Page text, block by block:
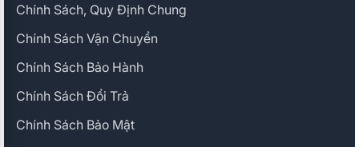
Chính Sách, Quy Định Chung
Chính Sách Vận Chuyển
Chính Sách Bảo Hành
Chính Sách Đổi Trả
Chính Sách Bảo Mật